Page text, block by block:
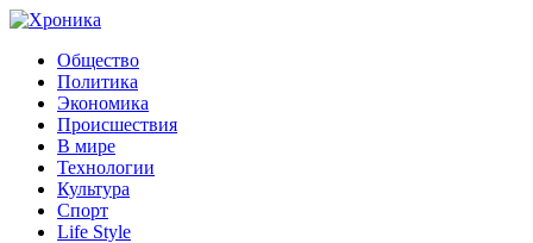
Общество
Политика
Экономика
Происшествия
В мире
Технологии
Культура
Спорт
Life Style